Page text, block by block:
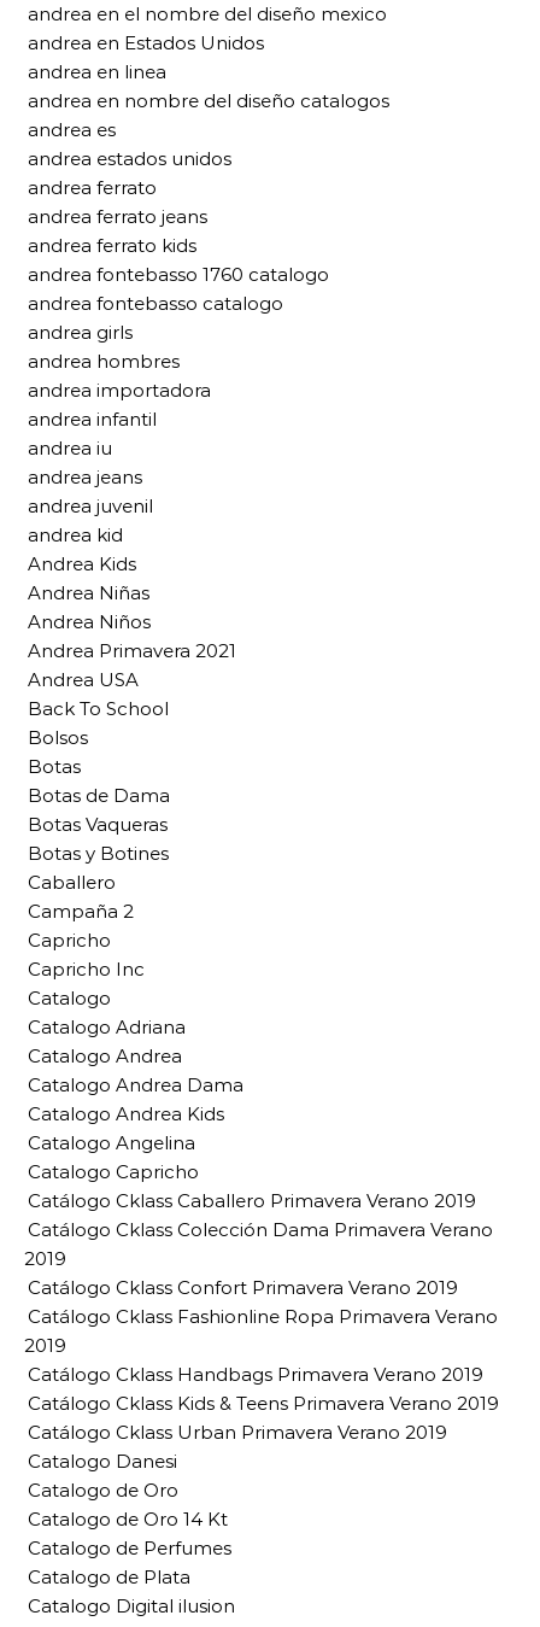
andrea en el nombre del diseño mexico
andrea en Estados Unidos
andrea en linea
andrea en nombre del diseño catalogos
andrea es
andrea estados unidos
andrea ferrato
andrea ferrato jeans
andrea ferrato kids
andrea fontebasso 1760 catalogo
andrea fontebasso catalogo
andrea girls
andrea hombres
andrea importadora
andrea infantil
andrea iu
andrea jeans
andrea juvenil
andrea kid
Andrea Kids
Andrea Niñas
Andrea Niños
Andrea Primavera 2021
Andrea USA
Back To School
Bolsos
Botas
Botas de Dama
Botas Vaqueras
Botas y Botines
Caballero
Campaña 2
Capricho
Capricho Inc
Catalogo
Catalogo Adriana
Catalogo Andrea
Catalogo Andrea Dama
Catalogo Andrea Kids
Catalogo Angelina
Catalogo Capricho
Catálogo Cklass Caballero Primavera Verano 2019
Catálogo Cklass Colección Dama Primavera Verano
2019
Catálogo Cklass Confort Primavera Verano 2019
Catálogo Cklass Fashionline Ropa Primavera Verano
2019
Catálogo Cklass Handbags Primavera Verano 2019
Catálogo Cklass Kids & Teens Primavera Verano 2019
Catálogo Cklass Urban Primavera Verano 2019
Catalogo Danesi
Catalogo de Oro
Catalogo de Oro 14 Kt
Catalogo de Perfumes
Catalogo de Plata
Catalogo Digital ilusion